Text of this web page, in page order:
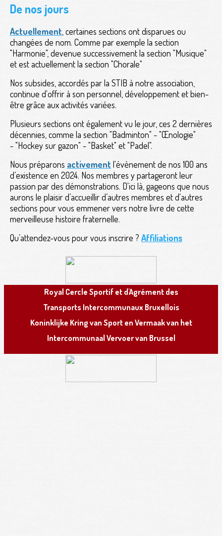
De nos jours
Actuellement , certaines sections ont disparues ou
changées de nom. Comme par exemple la section
"Harmonie", devenue successivement la section "Musique"
et est actuellement la section "Chorale"
Nos subsides, accordés par la STIB à notre association,
continue d'offrir à son personnel, développement et bien-
être grâce aux activités variées.
Plusieurs sections ont également vu le jour, ces 2 dernières
décennies, comme la section "Badminton" - "Œnologie"
- "Hockey sur gazon" - "Basket" et "Padel".
Nous préparons activement l'évènement de nos 100 ans
d’existence en 2024. Nos membres y partageront leur
passion par des démonstrations. D'ici là, gageons que nous
aurons le plaisir d’accueillir d’autres membres et d'autres
sections pour vous emmener vers notre livre de cette
merveilleuse histoire fraternelle.
Qu’attendez-vous pour vous inscrire ? Affiliations
Royal Cercle Sportif et d'Agrément des
Transports Intercommunaux Bruxellois
Koninklijke Kring van Sport en Vermaak van het
Intercommunaal Vervoer van Brussel